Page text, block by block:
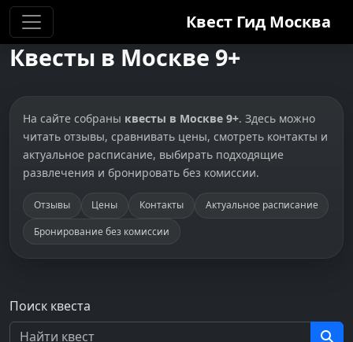
Квест Гид Москва
Квесты в Москве 9+
На сайте собраны квесты в Москве 9+. Здесь можно
читать отзывы, сравнивать цены, смотреть контакты и
актуальное расписание, выбирать подходящие
развлечения и бронировать без комиссии.
Отзывы Цены Контакты
Актуальное расписание
Бронирование без комиссии
Поиск квеста